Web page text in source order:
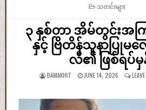
POSTED IN
သတင်းများ
၃ နှစ်တာ အိမ်တွင်းအက
နှင့် ဗြိတိန်သူနာပြုမ
လီ၏ ဖြစ်ရပ်မှ
BAMAKHIT JUNE 14, 2026